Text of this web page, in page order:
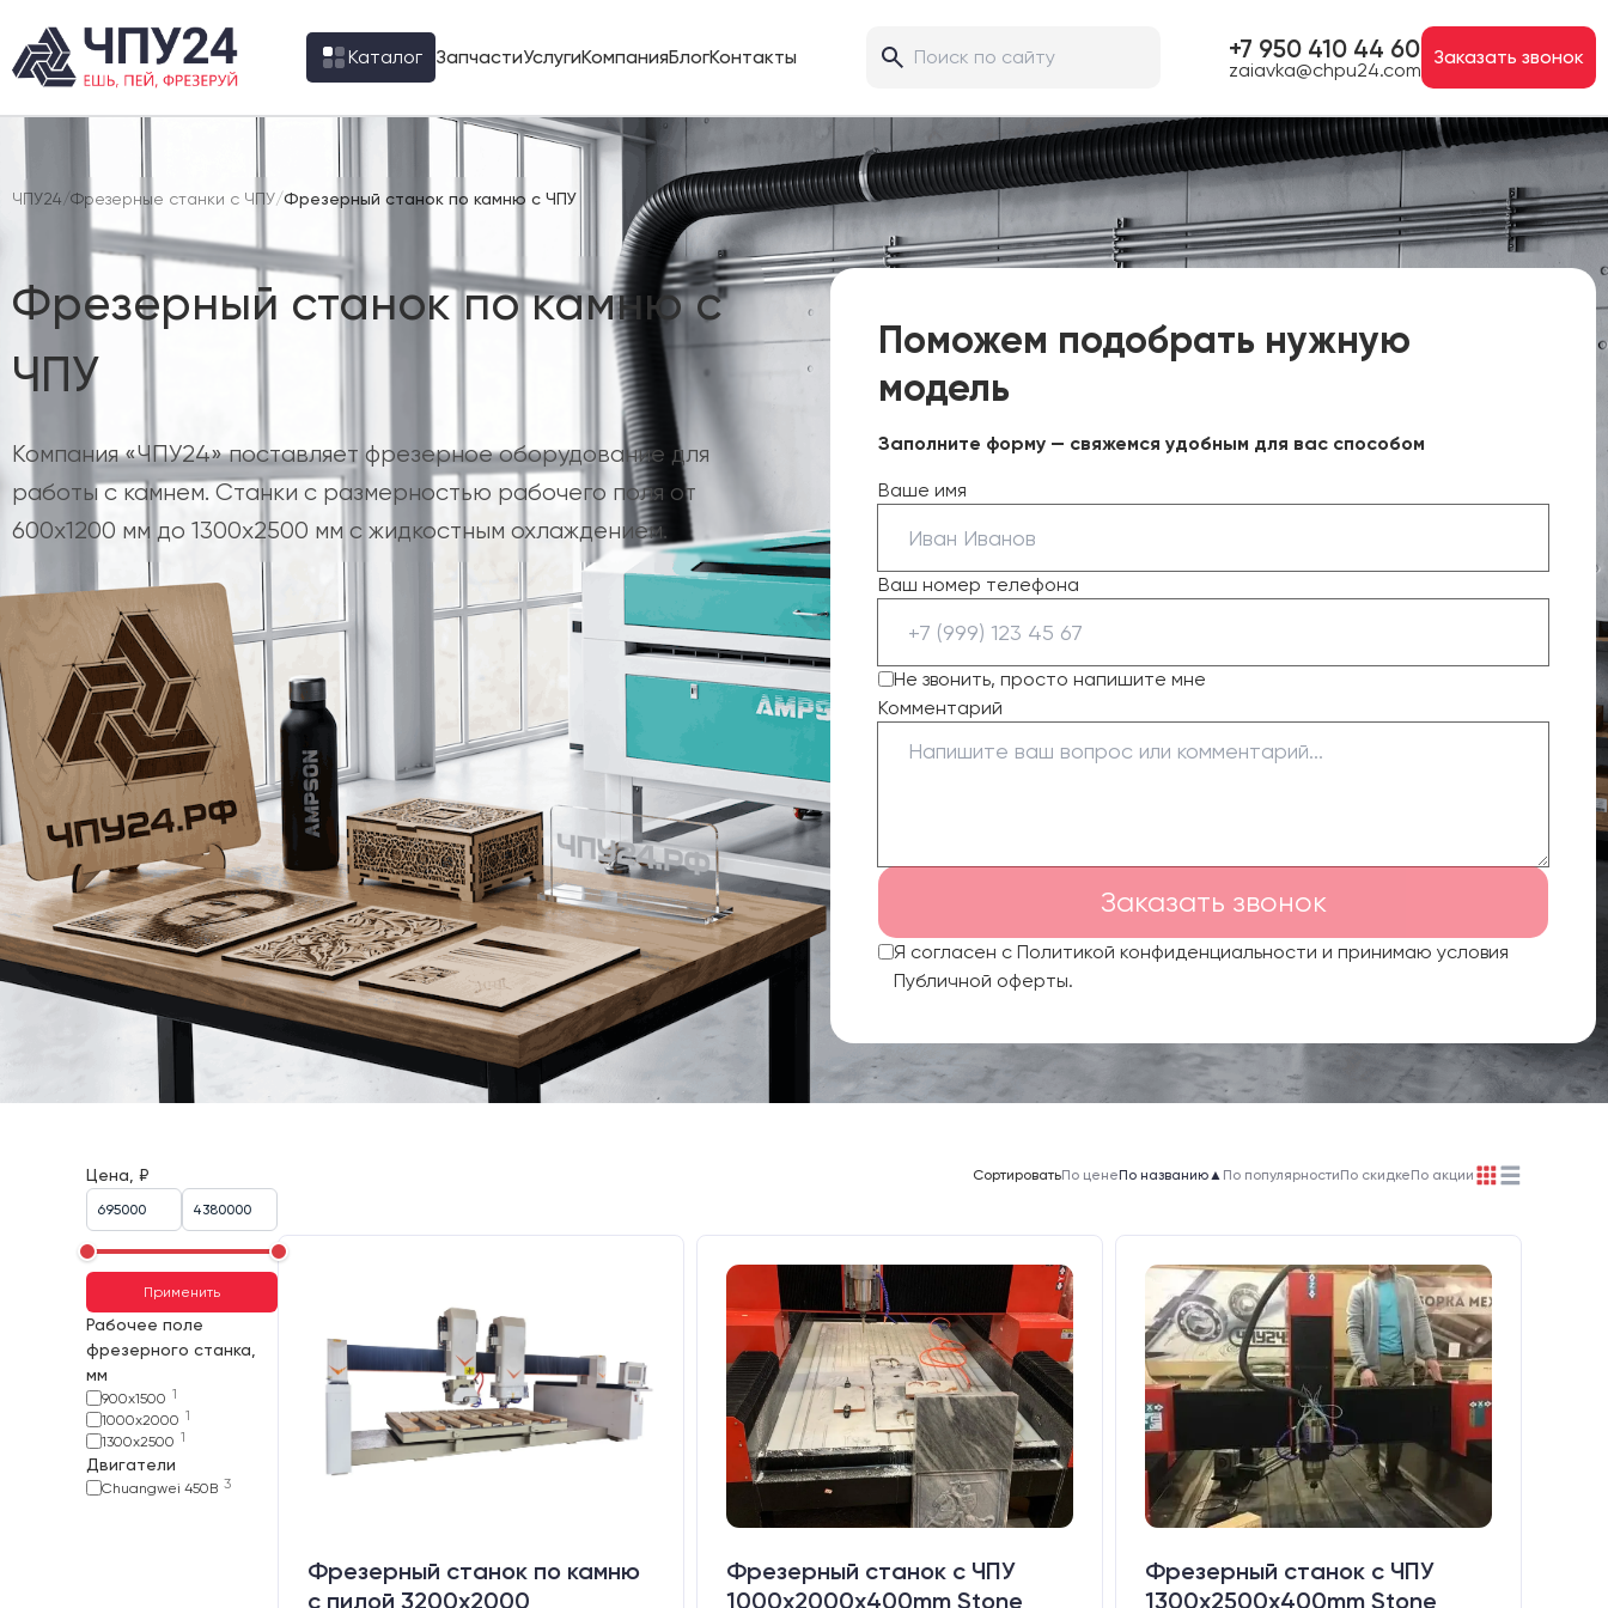
Каталог ЗапчастиУслугиКомпанияБлогКонтакты +7 950 410 44 60
zaiavka@chpu24.com
Заказать звонок
ЧПУ24/Фрезерные станки с ЧПУ/Фрезерный станок по камню с ЧПУ
Фрезерный станок по камню с
ЧПУ
Компания «ЧПУ24» поставляет фрезерное оборудование для
работы с камнем. Станки с размерностью рабочего поля от
600х1200 мм до 1300х2500 мм с жидкостным охлаждением.
Поможем подобрать нужную
модель
Заполните форму — свяжемся удобным для вас способом
Ваше имя
Ваш номер телефона
Не звонить, просто напишите мне
Комментарий
Заказать звонок
Я согласен с Политикой конфиденциальности и принимаю условия
Публичной оферты.
Цена, ₽
Применить
Рабочее поле
фрезерного станка,
мм
900х1500 1
1000х2000 1
1300х2500 1
Двигатели
Chuangwei 450B 3
СортироватьПо ценеПо названию▲ По популярностиПо скидкеПо акции
Фрезерный станок по камню
с пилой 3200x2000
Фрезерный станок с ЧПУ
1000x2000х400mm Stone
Фрезерный станок с ЧПУ
1300x2500x400mm Stone